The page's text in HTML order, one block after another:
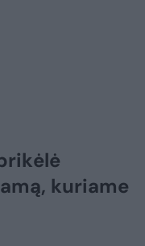
kuriame